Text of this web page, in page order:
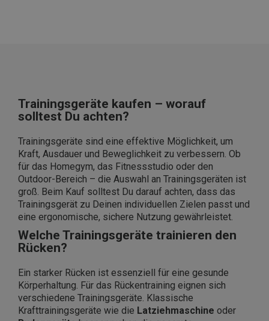
Trainingsgeräte kaufen – worauf
solltest Du achten?
Trainingsgeräte sind eine effektive Möglichkeit, um
Kraft, Ausdauer und Beweglichkeit zu verbessern. Ob
für das Homegym, das Fitnessstudio oder den
Outdoor-Bereich – die Auswahl an Trainingsgeräten ist
groß. Beim Kauf solltest Du darauf achten, dass das
Trainingsgerät zu Deinen individuellen Zielen passt und
eine ergonomische, sichere Nutzung gewährleistet.
Welche Trainingsgeräte trainieren den
Rücken?
Ein starker Rücken ist essenziell für eine gesunde
Körperhaltung. Für das Rückentraining eignen sich
verschiedene Trainingsgeräte. Klassische
Krafttrainingsgeräte wie die Latziehmaschine oder